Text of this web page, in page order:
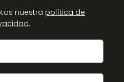
nuestra política de
.